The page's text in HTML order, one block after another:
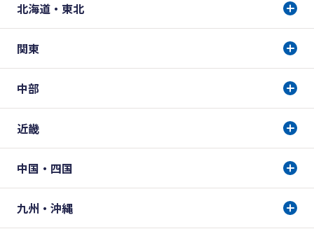
北海道・東北
関東
中部
近畿
中国・四国
九州・沖縄